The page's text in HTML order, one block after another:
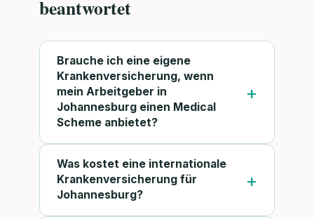
beantwortet
Brauche ich eine eigene
Krankenversicherung, wenn
mein Arbeitgeber in
Johannesburg einen Medical
Scheme anbietet?
Was kostet eine internationale
Krankenversicherung für
Johannesburg?